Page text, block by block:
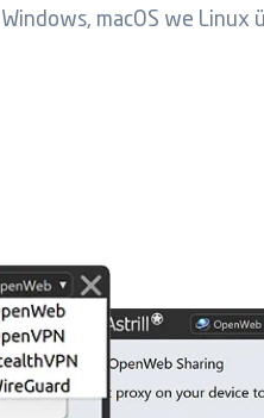
Windows, macOS we Linux